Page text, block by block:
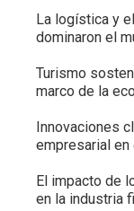
La logística y
dominaron el
Turismo
marco de la
Innovaciones
empresarial
El impacto de
en la industria